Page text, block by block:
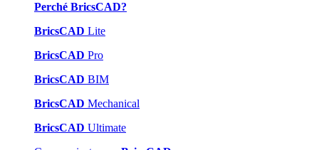
Perché BricsCAD?
BricsCAD Lite
BricsCAD Pro
BricsCAD BIM
BricsCAD Mechanical
BricsCAD Ultimate